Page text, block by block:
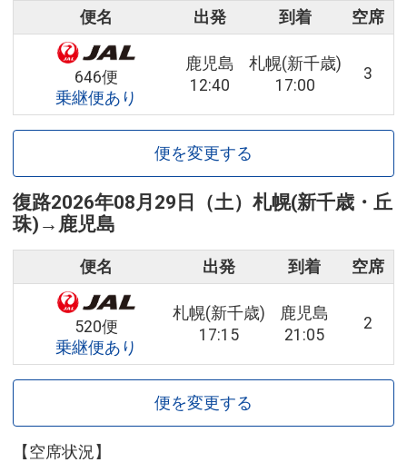
便名 出発 到着 空席
646便
乗継便あり
鹿児島
12:40
札幌(新千歳)
17:00
3
便を変更する
復路2026年08月29日（土） 札幌(新千歳・丘
珠) → 鹿児島
便名 出発 到着 空席
520便
乗継便あり
札幌(新千歳)
17:15
鹿児島
21:05
2
便を変更する
【空席状況】